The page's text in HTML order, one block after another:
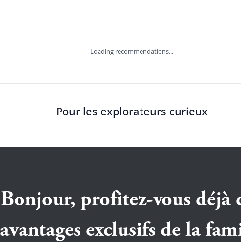
Loading recommendations...
Pour les explorateurs curieux
Bonjour, profitez-vous déjà
avantages exclusifs de la